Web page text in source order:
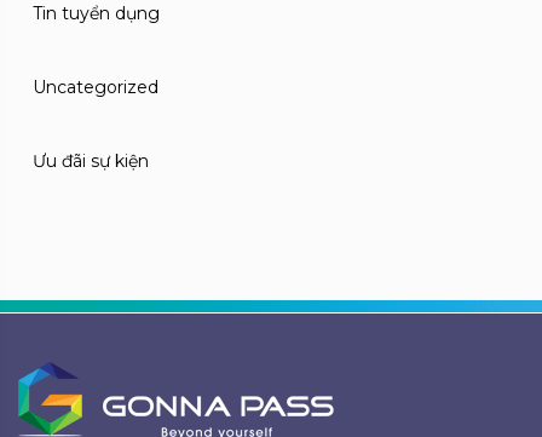
Tin tuyển dụng
Uncategorized
Ưu đãi sự kiện